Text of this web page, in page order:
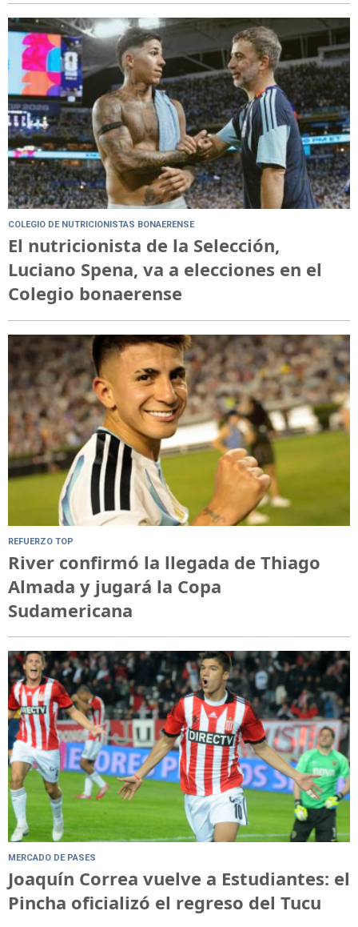
COLEGIO DE NUTRICIONISTAS BONAERENSE
El nutricionista de la Selección,
Luciano Spena, va a elecciones en el
Colegio bonaerense
REFUERZO TOP
River confirmó la llegada de Thiago
Almada y jugará la Copa
Sudamericana
MERCADO DE PASES
Joaquín Correa vuelve a Estudiantes: el
Pincha oficializó el regreso del Tucu